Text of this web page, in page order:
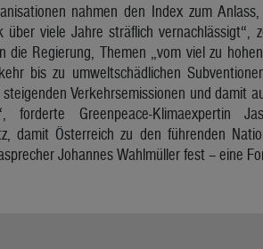
nahmen den Index zum
über viele Jahre sträflich
die Regierung, Themen „vom viel zu
bis zu umweltschädlichen
Verkehrsemissionen und damit
forderte Greenpeace-
damit Österreich zu den führenden
Johannes Wahlmüller fest – eine